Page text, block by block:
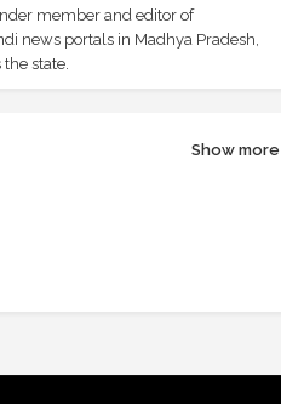
member and editor of
news portals in Madhya Pradesh,
state.
Show more